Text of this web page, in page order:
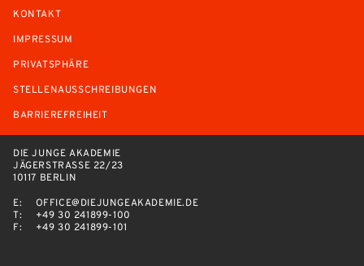
KONTAKT
IMPRESSUM
PRIVATSPHÄRE
STELLENAUSSCHREIBUNGEN
BARRIEREFREIHEIT
DIE JUNGE AKADEMIE
JÄGERSTRASSE 22/23
10117 BERLIN
E:
OFFICE@DIEJUNGEAKADEMIE.DE
T:
+49 30 241899-100
F:
+49 30 241899-101